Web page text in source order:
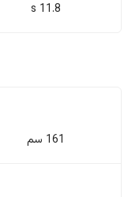
11.8 s
161 سم